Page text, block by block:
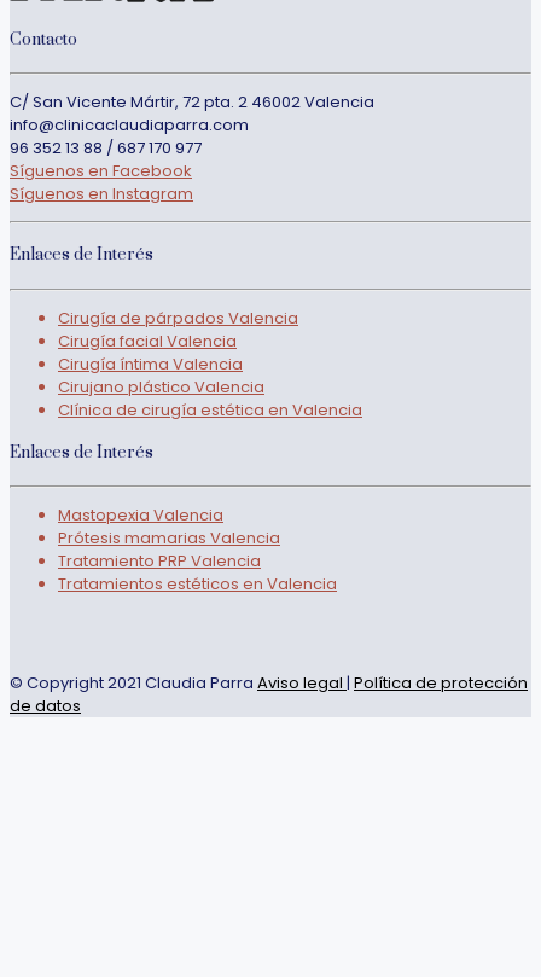
Contacto
C/ San Vicente Mártir, 72 pta. 2 46002 Valencia
info@clinicaclaudiaparra.com
96 352 13 88 / 687 170 977
Síguenos en Facebook
Síguenos en Instagram
Enlaces de Interés
Cirugía de párpados Valencia
Cirugía facial Valencia
Cirugía íntima Valencia
Cirujano plástico Valencia
Clínica de cirugía estética en Valencia
Enlaces de Interés
Mastopexia Valencia
Prótesis mamarias Valencia
Tratamiento PRP Valencia
Tratamientos estéticos en Valencia
© Copyright 2021 Claudia Parra Aviso legal | Política de protección
de datos